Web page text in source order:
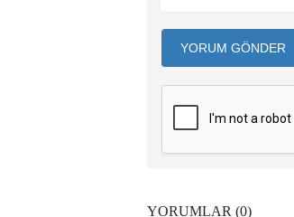
YORUM GÖNDER
YORUMLAR (0)